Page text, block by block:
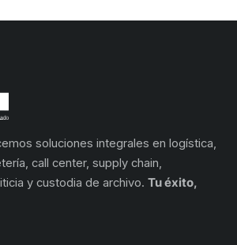
soluciones integrales en logística,
call center, supply chain,
y custodia de archivo. Tu éxito,